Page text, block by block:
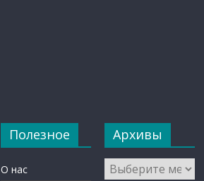
Полезное
О нас
Архивы
Архивы